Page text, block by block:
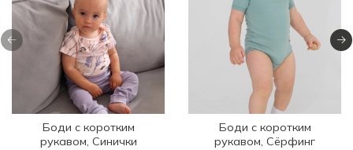
Боди с коротким
рукавом, Синички
Боди с коротким
рукавом, Сёрфинг